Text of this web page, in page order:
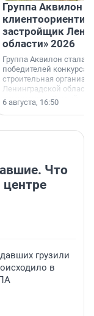
Группа Аквилон
застройщик
области» 2026
Группа Аквилон стала
победителей конкурса
строительная
Ленинградской области
номинации «Самый
застройщик
области».
6 августа, 16:50
Что
центре
грузили
в